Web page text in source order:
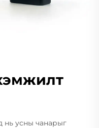
нь усны чанарыг